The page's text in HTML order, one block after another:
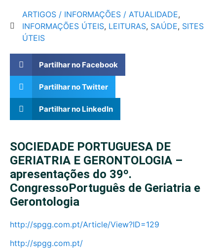
ARTIGOS / INFORMAÇÕES / ATUALIDADE,
INFORMAÇÕES ÚTEIS, LEITURAS, SAÚDE, SITES
ÚTEIS
Partilhar no Facebook
Partilhar no Twitter
Partilhar no LinkedIn
SOCIEDADE PORTUGUESA DE
GERIATRIA E GERONTOLOGIA –
apresentações do 39º.
CongressoPortuguês de Geriatria e
Gerontologia
http://spgg.com.pt/Article/View?ID=129
http://spgg.com.pt/